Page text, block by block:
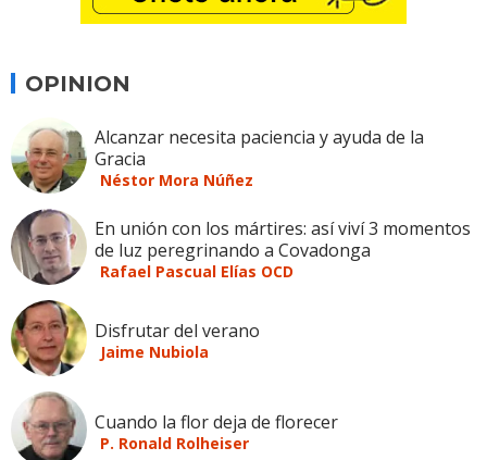
OPINION
Alcanzar necesita paciencia y ayuda de la
Gracia
Néstor Mora Núñez
En unión con los mártires: así viví 3 momentos
de luz peregrinando a Covadonga
Rafael Pascual Elías OCD
Disfrutar del verano
Jaime Nubiola
Cuando la flor deja de florecer
P. Ronald Rolheiser